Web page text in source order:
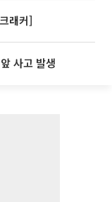
래커]
사고 발생